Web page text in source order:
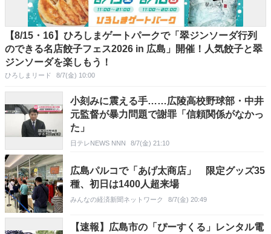
【8/15・16】ひろしまゲートパークで「翠ジンソーダ行列
のできる名店餃子フェス2026 in 広島」開催！人気餃子と翠
ジンソーダを楽しもう！
ひろしまリード 8/7(金) 10:00
小刻みに震える手……広陵高校野球部・中井
元監督が暴力問題で謝罪「信頼関係がなかっ
た」
日テレNEWS NNN 8/7(金) 21:10
広島パルコで「あげ太商店」 限定グッズ35
種、初日は1400人超来場
みんなの経済新聞ネットワーク 8/7(金) 20:49
【速報】広島市の「ぴーすくる」レンタル電